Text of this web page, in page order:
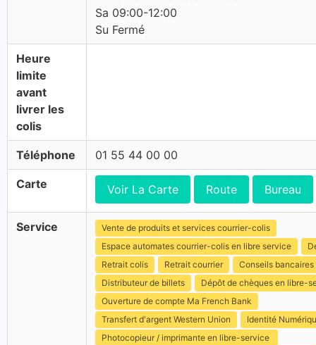
Sa 09:00-12:00
Su Fermé
Heure
limite
avant
livrer les
colis
Téléphone 01 55 44 00 00
Carte Voir La Carte Route Bureau
Service
Vente de produits et services courrier-colis
Espace automates courrier-colis en libre service
Retrait colis
Retrait courrier
Conseils bancaires
Distributeur de billets
Dépôt de chèques en libre-
Ouverture de compte Ma French Bank
Transfert d'argent Western Union
Identité
Photocopieur / imprimante en libre-service